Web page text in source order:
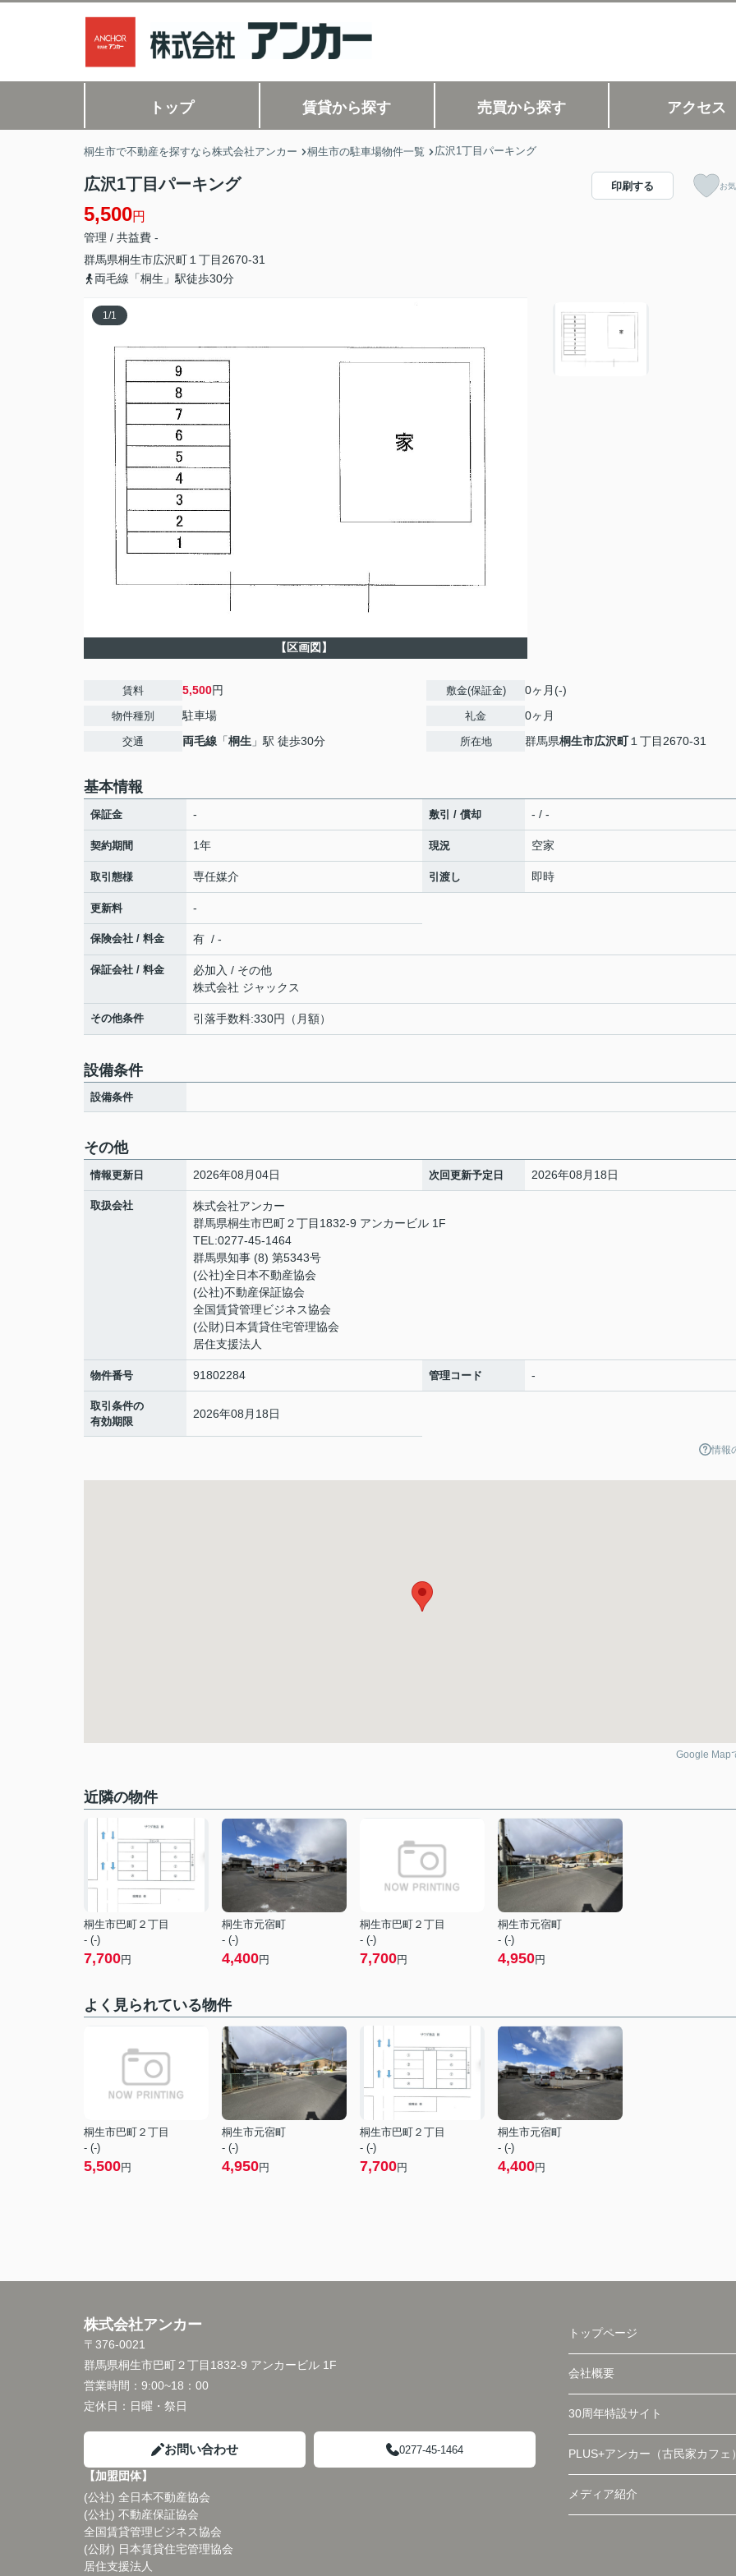
トップ 賃貸から探す 売買から探す アクセス
桐生市で不動産を探すなら株式会社アンカー 桐生市の駐車場物件一覧 広沢1丁目パーキング
広沢1丁目パーキング
5,500円
管理 / 共益費 -
群馬県桐生市広沢町 １丁目2670-31
両毛線「桐生」駅徒歩30分
印刷する お
1/1
【区画図】
賃料 5,500円
物件種別 駐車場
交通 両毛線 「桐生 」駅 徒歩30分
敷金(保証金) 0ヶ月(-)
礼金 0ヶ月
所在地 群馬県桐生市広沢町１丁目2670-31
基本情報
保証金 - 敷引 / 償却 - / -
契約期間 1年 現況 空家
取引態様 専任媒介 引渡し 即時
更新料 -
保険会社 / 料金 有 / -
保証会社 / 料金
必加入 / その他
株式会社 ジャックス
その他条件 引落手数料:330円（月額）
設備条件
設備条件
その他
情報更新日 2026年08月04日 次回更新予定日 2026年08月18日
取扱会社
株式会社アンカー
群馬県桐生市巴町２丁目1832-9 アンカービル 1F
TEL:0277-45-1464
群馬県知事 (8) 第5343号
(公社)全日本不動産協会
(公社)不動産保証協会
全国賃貸管理ビジネス協会
(公財)日本賃貸住宅管理協会
居住支援法人
物件番号 91802284 管理コード -
取引条件の
有効期限
2026年08月18日
情報
Google Map
近隣の物件
桐生市巴町２丁目
- (-)
7,700円
桐生市元宿町
- (-)
4,400円
桐生市巴町２丁目
- (-)
7,700円
桐生市元宿町
- (-)
4,950円
よく見られている物件
桐生市巴町２丁目
- (-)
5,500円
桐生市元宿町
- (-)
4,950円
桐生市巴町２丁目
- (-)
7,700円
桐生市元宿町
- (-)
4,400円
株式会社アンカー
〒376-0021
群馬県桐生市巴町２丁目1832-9 アンカービル 1F
営業時間： 9:00~18：00
定休日： 日曜・祭日
お問い合わせ 0277-45-1464
【加盟団体】
(公社) 全日本不動産協会
(公社) 不動産保証協会
全国賃貸管理ビジネス協会
(公財) 日本賃貸住宅管理協会
居住支援法人
トップページ
会社概要
30周年特設サイト
PLUS+アンカー（古民家カフェ
メディア紹介